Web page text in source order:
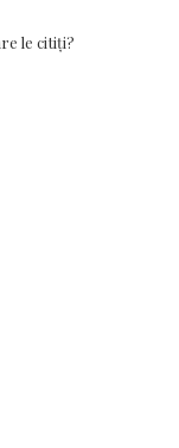
le citiţi?